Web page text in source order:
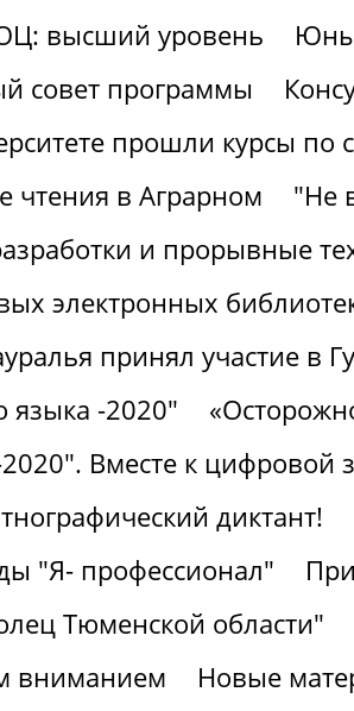
высший уровень
совет программы
прошли курсы по
чтения в Аграрном
"Не
и прорывные
электронных
принял участие в
языка -2020"
Вместе к цифровой
диктант!
"Я- профессионал"
Тюменской области"
вниманием
Новые